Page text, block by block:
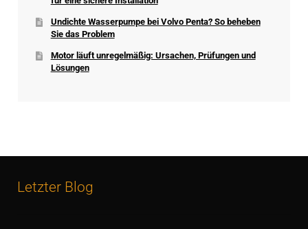
Undichte Wasserpumpe bei Volvo Penta? So beheben
Sie das Problem
Motor läuft unregelmäßig: Ursachen, Prüfungen und
Lösungen
Letzter Blog